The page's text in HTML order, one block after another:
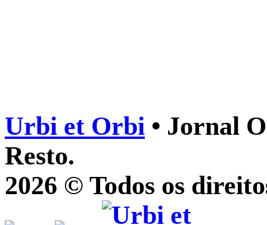
Urbi et Orbi • Jornal
Resto.
2026 © Todos os